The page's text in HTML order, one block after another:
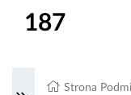
187
Strona